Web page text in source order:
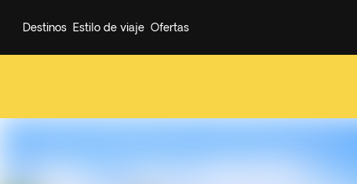
Destinos Estilo de viaje Ofertas